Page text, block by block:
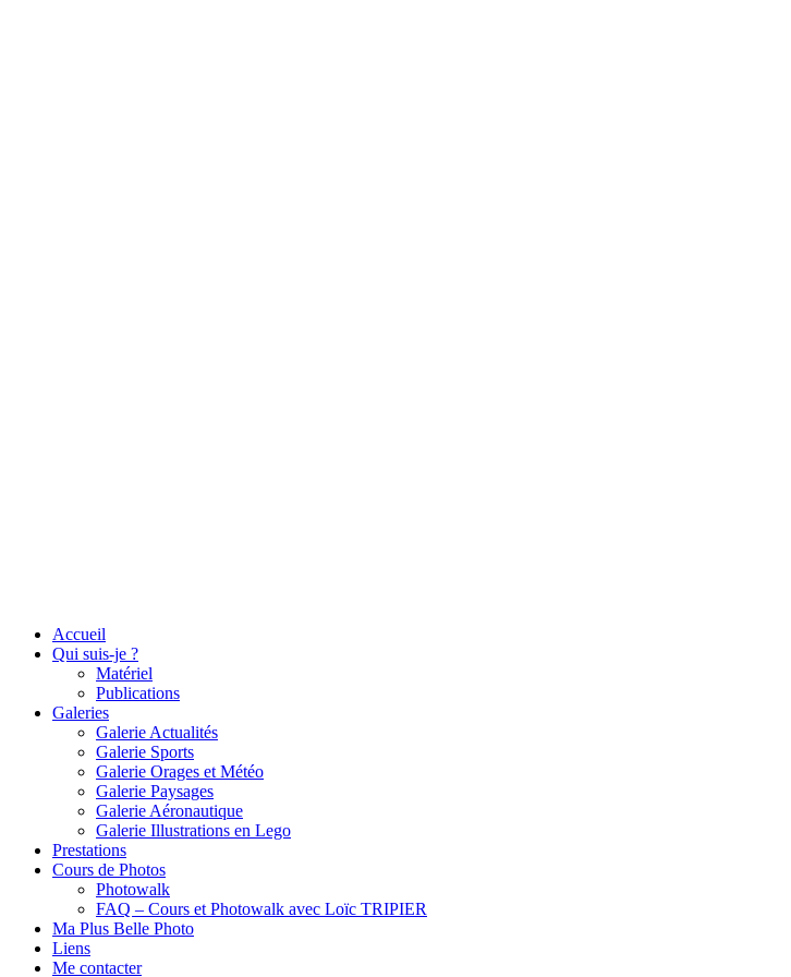
Accueil
Qui suis-je ?
Matériel
Publications
Galeries
Galerie Actualités
Galerie Sports
Galerie Orages et Météo
Galerie Paysages
Galerie Aéronautique
Galerie Illustrations en Lego
Prestations
Cours de Photos
Photowalk
FAQ – Cours et Photowalk avec Loïc TRIPIER
Ma Plus Belle Photo
Liens
Me contacter